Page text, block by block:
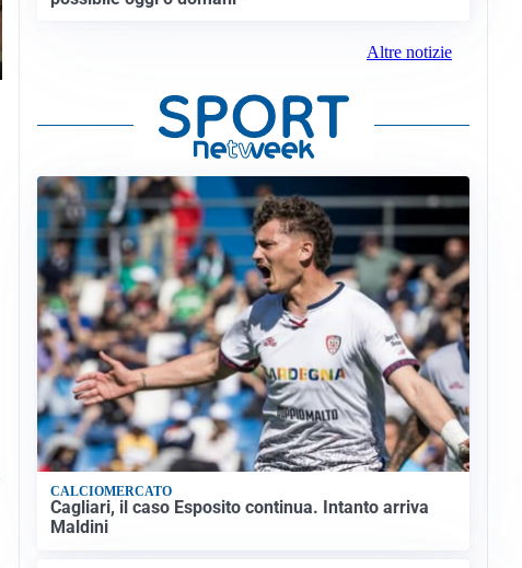
Altre notizie
CALCIOMERCATO
Cagliari, il caso Esposito continua. Intanto arriva
Maldini